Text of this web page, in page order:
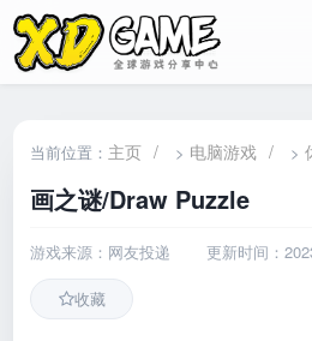
当前位置： 主页 / > 电脑游戏 / >
画之谜/Draw Puzzle
游戏来源：网友投递 更新时间：
收藏